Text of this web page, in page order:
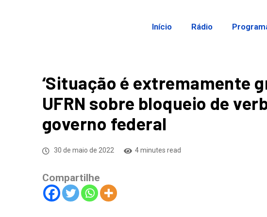
Início Rádio
‘Situação é extremamente
UFRN sobre bloqueio de
governo federal
30 de maio de 2022 4 minutes read
Compartilhe